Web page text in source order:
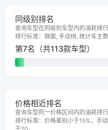
同级别排名
查询车型在同级别车型内的油耗排
排行标准：微面, 手动挡, 统计车主
第7名（共113款车型）
价格相近排名
查询车型同一价格区间内的油耗排
排行标准：价格差别小于15%，手